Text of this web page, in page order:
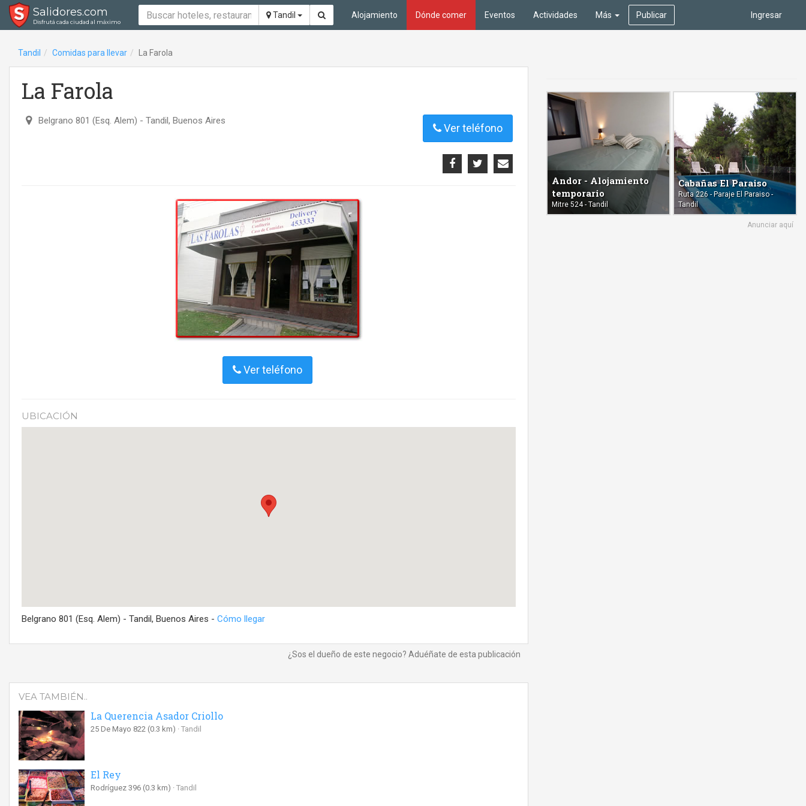
Salidores.com
Disfrutá cada ciudad al máximo
Tandil Ingresar
Alojamiento Dónde comer Eventos Actividades Más Publicar
Tandil Comidas para llevar La Farola
La Farola
Belgrano 801 (Esq. Alem) - Tandil, Buenos Aires
Ver teléfono
Ver teléfono
UBICACIÓN
Belgrano 801 (Esq. Alem) - Tandil, Buenos Aires - Cómo llegar
¿Sos el dueño de este negocio? Aduéñate de esta publicación
VEA TAMBIÉN..
La Querencia Asador Criollo
25 De Mayo 822 (0.3 km) Tandil
El Rey
Rodríguez 396 (0.3 km) Tandil
Andor - Alojamiento
temporario
Mitre 524 - Tandil
Cabañas El Paraiso
Ruta 226 - Paraje El Paraiso -
Tandil
Anunciar aquí